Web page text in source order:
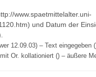
www.spaetmittelalter.uni-
und Datum der
12.09.03) – Text
Or. kollationiert () – äußere